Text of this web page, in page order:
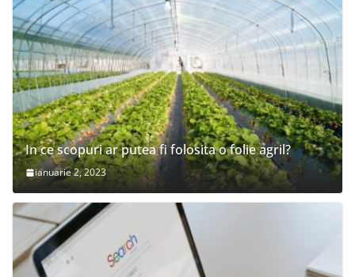
In ce scopuri ar putea fi folosita o folie agril?
ianuarie 2, 2023